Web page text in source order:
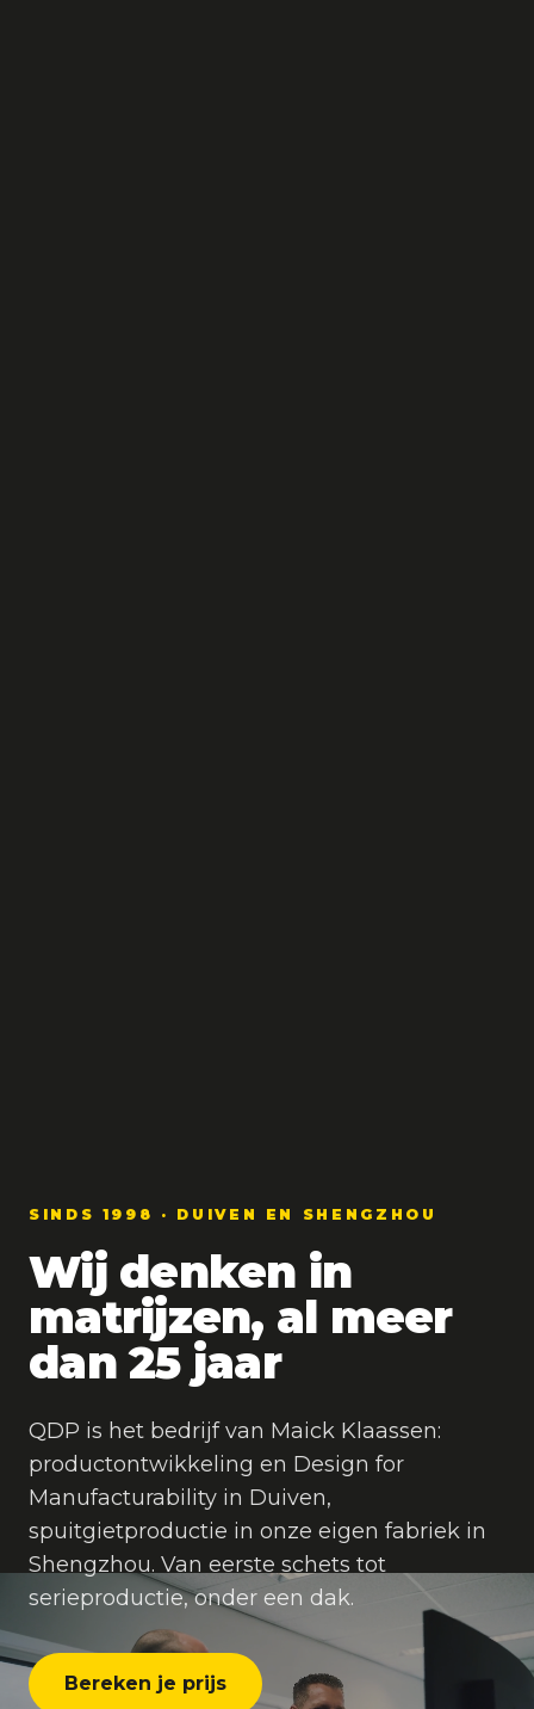
SINDS 1998 · DUIVEN EN SHENGZHOU
Wij denken in
matrijzen, al meer
dan 25 jaar
QDP is het bedrijf van Maick Klaassen:
productontwikkeling en Design for
Manufacturability in Duiven,
spuitgietproductie in onze eigen fabriek in
Shengzhou. Van eerste schets tot
serieproductie, onder een dak.
Bereken je prijs